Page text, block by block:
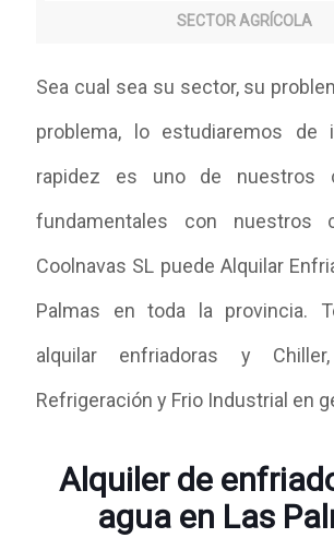
SECTOR AGRÍCOLA
Sea cual sea su sector, su
problema, lo estudiaremos de
rapidez es uno de nuestros
fundamentales con nuestros
Coolnavas SL puede Alquilar
Palmas en toda la provincia.
alquilar enfriadoras y
Refrigeración y Frio Industrial en
Alquiler de
agua en Las